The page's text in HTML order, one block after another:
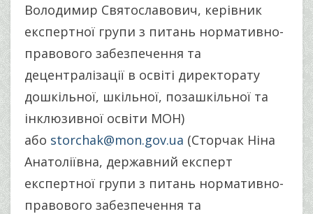
Володимир Святославович, керівник
експертної групи з питань нормативно-
правового забезпечення та
децентралізації в освіті директорату
дошкільної, шкільної, позашкільної та
інклюзивної освіти МОН)
або storchak@mon.gov.ua (Сторчак Ніна
Анатоліївна, державний експерт
експертної групи з питань нормативно-
правового забезпечення та